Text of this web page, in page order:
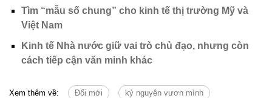
Tìm “mẫu số chung” cho kinh tế thị trường Mỹ và
Việt Nam
Kinh tế Nhà nước giữ vai trò chủ đạo, nhưng còn
cách tiếp cận văn minh khác
Xem thêm về: Đổi mới kỷ nguyên vươn mình